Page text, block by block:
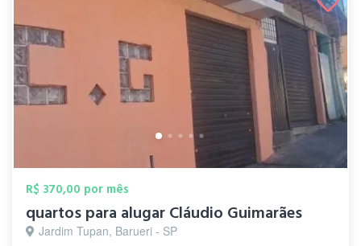
R$ 370,00 por mês
quartos para alugar Cláudio Guimarães
Jardim Tupan, Barueri - SP